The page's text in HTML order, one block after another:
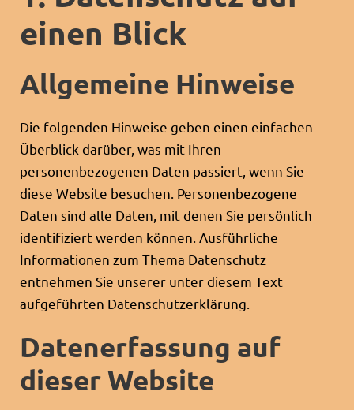
einen Blick
Allgemeine Hinweise
Die folgenden Hinweise geben einen einfachen
Überblick darüber, was mit Ihren
personenbezogenen Daten passiert, wenn Sie
diese Website besuchen. Personenbezogene
Daten sind alle Daten, mit denen Sie persönlich
identifiziert werden können. Ausführliche
Informationen zum Thema Datenschutz
entnehmen Sie unserer unter diesem Text
aufgeführten Datenschutzerklärung.
Datenerfassung auf
dieser Website